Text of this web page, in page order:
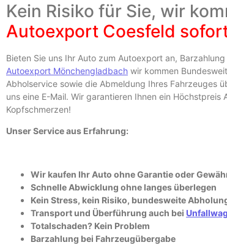
Kein Risiko für Sie, wir
Autoexport Coesfeld
Bieten Sie uns Ihr Auto zum Autoexport an,
Autoexport Mönchengladbach wir kommen
Abholservice sowie die Abmeldung Ihres Fahrzeuges
uns eine E-Mail. Wir garantieren Ihnen ein
Kopfschmerzen!
Unser Service aus Erfahrung:
Wir kaufen Ihr Auto ohne Garantie oder
Schnelle Abwicklung ohne langes überlegen
Kein Stress, kein Risiko, bundesweite
Transport und Überführung auch bei
Totalschaden? Kein Problem
Barzahlung bei Fahrzeugübergabe